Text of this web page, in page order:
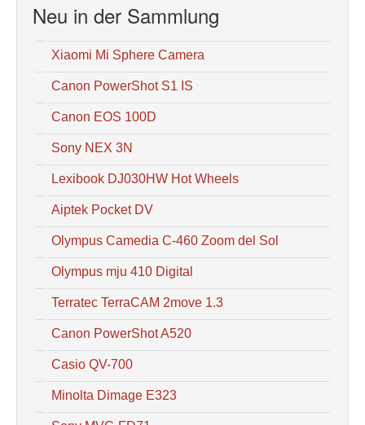
Neu in der Sammlung
Xiaomi Mi Sphere Camera
Canon PowerShot S1 IS
Canon EOS 100D
Sony NEX 3N
Lexibook DJ030HW Hot Wheels
Aiptek Pocket DV
Olympus Camedia C-460 Zoom del Sol
Olympus mju 410 Digital
Terratec TerraCAM 2move 1.3
Canon PowerShot A520
Casio QV-700
Minolta Dimage E323